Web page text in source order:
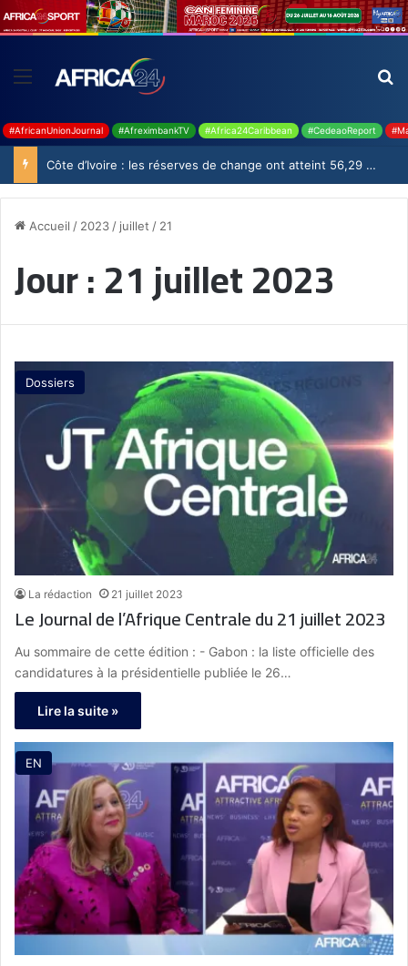
#AfricanUnionJournal #AfreximbankTV #Africa24Caribbean #CedeaoReport
Côte d’Ivoire : les réserves de change ont atteint 56,29 milliards USD en juillet
Accueil / 2023 / juillet / 21
Jour :21 juillet 2023
Dossiers
La rédaction 21 juillet 2023
Le Journal de l’Afrique Centrale du 21 juillet 2023
Au sommaire de cette édition : - Gabon : la liste officielle des
candidatures à la présidentielle publiée le 26…
Lire la suite »
EN